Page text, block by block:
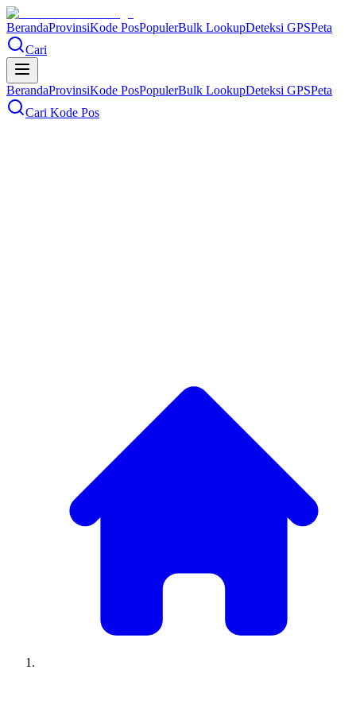
BerandaProvinsiKode PosPopulerBulk LookupDeteksi GPSPeta
Cari
BerandaProvinsiKode PosPopulerBulk LookupDeteksi GPSPeta
Cari Kode Pos